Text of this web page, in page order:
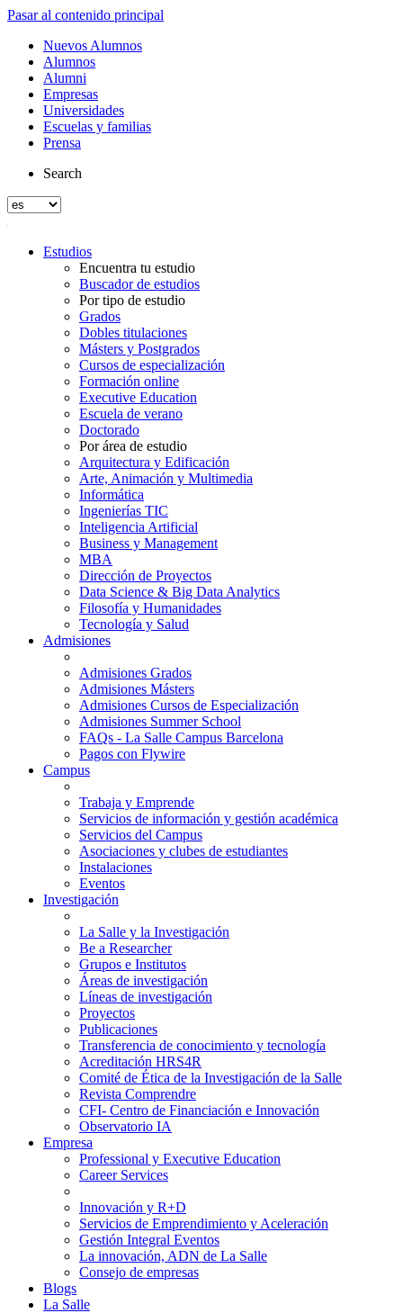
Pasar al contenido principal
Nuevos Alumnos
Alumnos
Alumni
Empresas
Universidades
Escuelas y familias
Prensa
Search
Estudios
Encuentra tu estudio
Buscador de estudios
Por tipo de estudio
Grados
Dobles titulaciones
Másters y Postgrados
Cursos de especialización
Formación online
Executive Education
Escuela de verano
Doctorado
Por área de estudio
Arquitectura y Edificación
Arte, Animación y Multimedia
Informática
Ingenierías TIC
Inteligencia Artificial
Business y Management
MBA
Dirección de Proyectos
Data Science & Big Data Analytics
Filosofía y Humanidades
Tecnología y Salud
Admisiones
Admisiones Grados
Admisiones Másters
Admisiones Cursos de Especialización
Admisiones Summer School
FAQs - La Salle Campus Barcelona
Pagos con Flywire
Campus
Trabaja y Emprende
Servicios de información y gestión académica
Servicios del Campus
Asociaciones y clubes de estudiantes
Instalaciones
Eventos
Investigación
La Salle y la Investigación
Be a Researcher
Grupos e Institutos
Áreas de investigación
Líneas de investigación
Proyectos
Publicaciones
Transferencia de conocimiento y tecnología
Acreditación HRS4R
Comité de Ética de la Investigación de la Salle
Revista Comprendre
CFI- Centro de Financiación e Innovación
Observatorio IA
Empresa
Professional y Executive Education
Career Services
Innovación y R+D
Servicios de Emprendimiento y Aceleración
Gestión Integral Eventos
La innovación, ADN de La Salle
Consejo de empresas
Blogs
La Salle